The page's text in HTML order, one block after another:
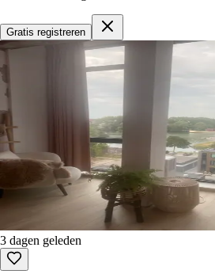
Amsterdam Rotterdam Groningen
10 Beschikbare woningen
Sorteren op newest first
Alleen gratis te beantwoorden
Elke huurwoning in Nederland in één
Gratis registreren